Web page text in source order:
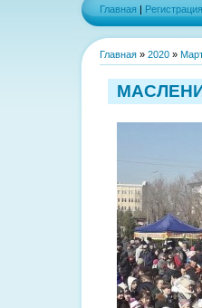
Главная | Регистрация
Главная » 2020 »